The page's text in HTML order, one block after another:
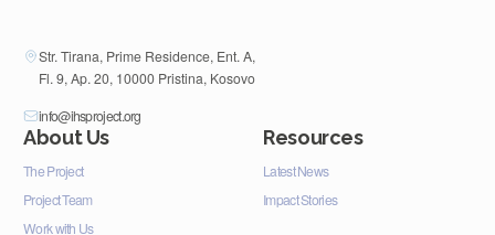
Str. Tirana, Prime Residence, Ent. A,
Fl. 9, Ap. 20, 10000 Pristina, Kosovo
info@ihsproject.org
About Us
The Project
Project Team
Work with Us
Resources
Latest News
Impact Stories